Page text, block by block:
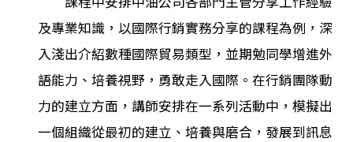
及專業知識，以國際行銷實務分享的課程為例，深
入淺出介紹數種國際貿易類型，並期勉同學增進外
語能力、培養視野，勇敢走入國際。在行銷團隊動
力的建立方面，講師安排在一系列活動中，模擬出
一個組織從最初的建立、培養與磨合，發展到訊息